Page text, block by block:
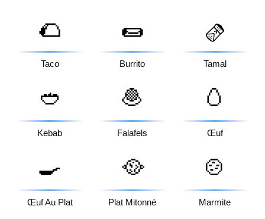
🌮
Taco
🌯
Burrito
🫔
Tamal
🥙
Kebab
🧆
Falafels
🥚
Œuf
🍳
Œuf Au Plat
🥘
Plat Mitonné
🍲
Marmite